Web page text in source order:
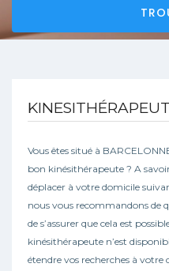
Vous êtes situé à
bon kinésithérapeute ? A
déplacer à votre domicile
nous vous recommandons de
de s’assurer que cela est
kinésithérapeute n’est
étendre vos recherches à